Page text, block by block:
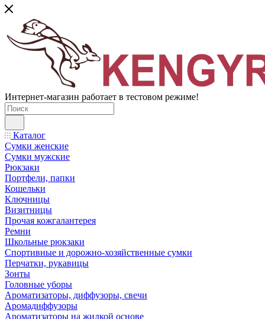
Интернет-магазин работает в тестовом режиме!
Каталог
Сумки женские
Сумки мужские
Рюкзаки
Портфели, папки
Кошельки
Ключницы
Визитницы
Прочая кожгалантерея
Ремни
Школьные рюкзаки
Спортивные и дорожно-хозяйственные сумки
Перчатки, рукавицы
Зонты
Головные уборы
Ароматизаторы, диффузоры, свечи
Аромадиффузоры
Ароматизаторы на жидкой основе